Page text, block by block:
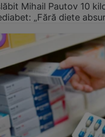
Mihail Pautov 10
„Fără diete